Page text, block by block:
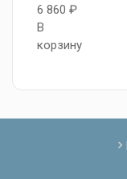
6 860 ₽
В
корзину